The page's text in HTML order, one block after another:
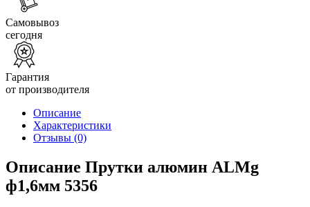
Самовывоз
сегодня
Гарантия
от производителя
Описание
Характеристики
Отзывы (0)
Описание Прутки алюмин ALMg
ф1,6мм 5356